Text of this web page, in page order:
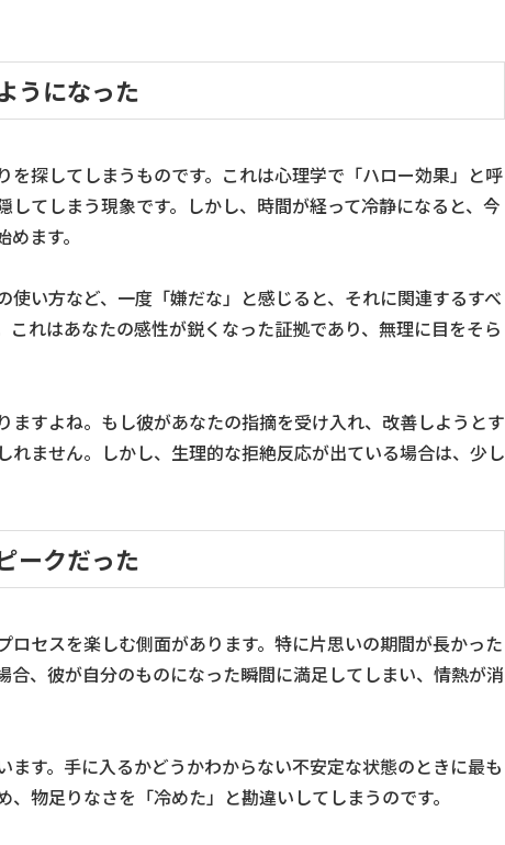
うになった
探してしまうものです。これは心理学で「ハロー効果」と呼
てしまう現象です。しかし、時間が経って冷静になると、今
ます。
い方など、一度「嫌だな」と感じると、それに関連するすべ
れはあなたの感性が鋭くなった証拠であり、無理に目をそら
ますよね。もし彼があなたの指摘を受け入れ、改善しようとす
ません。しかし、生理的な拒絶反応が出ている場合は、少し
ークだった
セスを楽しむ側面があります。特に片思いの期間が長かった
合、彼が自分のものになった瞬間に満足してしまい、情熱が消
す。手に入るかどうかわからない不安定な状態のときに最も
物足りなさを「冷めた」と勘違いしてしまうのです。